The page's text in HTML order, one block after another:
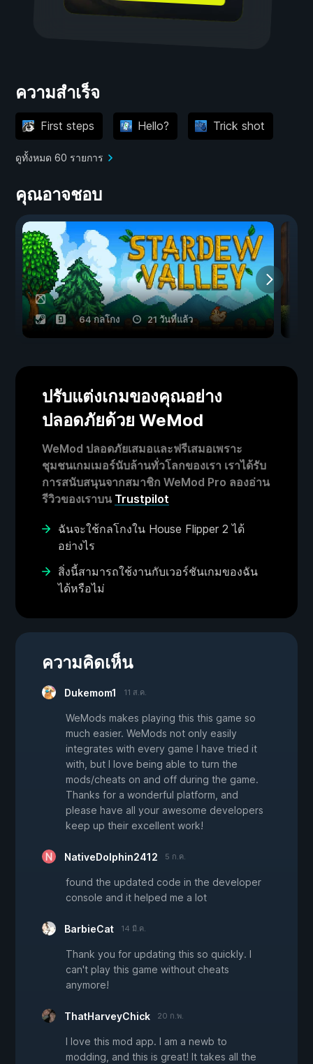
ความสำเร็จ
First steps Hello? Trick shot
ดูทั้งหมด 60 รายการ
คุณอาจชอบ
64 กลโกง 21 วันที่แล้ว
ปรับแต่งเกมของคุณอย่าง
ปลอดภัยด้วย WeMod
WeMod ปลอดภัยเสมอและฟรีเสมอเพราะ
ชุมชนเกมเมอร์นับล้านทั่วโลกของเรา เราได้รับ
การสนับสนุนจากสมาชิก WeMod Pro ลองอ่าน
รีวิวของเราบน Trustpilot
ฉันจะใช้กลโกงใน House Flipper 2 ได้
อย่างไร
สิ่งนี้สามารถใช้งานกับเวอร์ชันเกมของฉัน
ได้หรือไม่
ความคิดเห็น
Dukemom1 11 ส.ค.
WeMods makes playing this this game so
much easier. WeMods not only easily
integrates with every game I have tried it
with, but I love being able to turn the
mods/cheats on and off during the game.
Thanks for a wonderful platform, and
please have all your awesome developers
keep up their excellent work!
NativeDolphin2412 5 ก.ค.
found the updated code in the developer
console and it helped me a lot
BarbieCat 14 มี.ค.
Thank you for updating this so quickly. I
can't play this game without cheats
anymore!
ThatHarveyChick 20 ก.พ.
I love this mod app. I am a newb to
modding, and this is great! It takes all the